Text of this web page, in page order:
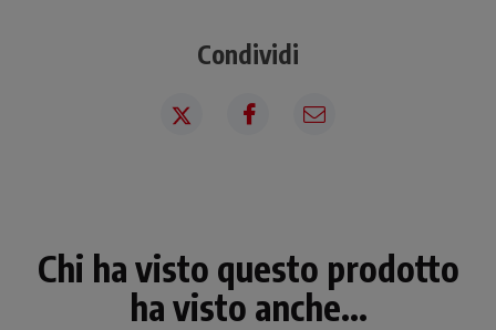
Condividi
Chi ha visto questo prodotto
ha visto anche...